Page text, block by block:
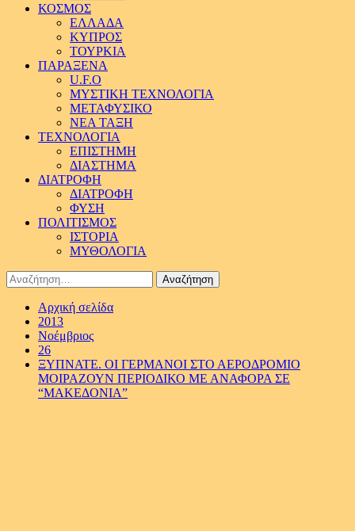
ΚΟΣΜΟΣ
ΕΛΛΑΔΑ
ΚΥΠΡΟΣ
ΤΟΥΡΚΙΑ
ΠΑΡΑΞΕΝΑ
U.F.O
ΜΥΣΤΙΚΗ ΤΕΧΝΟΛΟΓΙΑ
ΜΕΤΑΦΥΣΙΚΟ
ΝΕΑ ΤΑΞΗ
ΤΕΧΝΟΛΟΓΙΑ
ΕΠΙΣΤΗΜΗ
ΔΙΑΣΤΗΜΑ
ΔΙΑΤΡΟΦΗ
ΔΙΑΤΡΟΦΗ
ΦΥΣΗ
ΠΟΛΙΤΙΣΜΟΣ
ΙΣΤΟΡΙΑ
ΜΥΘΟΛΟΓΙΑ
Αναζήτηση
για:
Αρχική σελίδα
2013
Νοέμβριος
26
ΞΥΠΝΑΤΕ. ΟΙ ΓΕΡΜΑΝΟΙ ΣΤΟ ΑΕΡΟΔΡΟΜΙΟ
ΜΟΙΡΑΖΟΥΝ ΠΕΡΙΟΔΙΚΟ ΜΕ ΑΝΑΦΟΡΑ ΣΕ
“ΜΑΚΕΔΟΝΙΑ”